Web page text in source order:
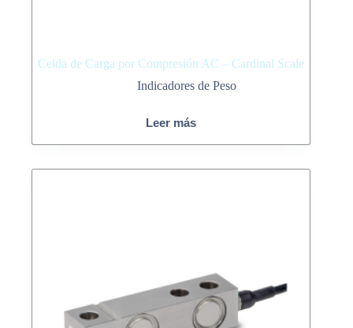
Celda de Carga por Compresión AC – Cardinal Scale
Indicadores de Peso
Leer más